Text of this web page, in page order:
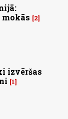
2
izvēršas
1